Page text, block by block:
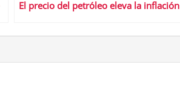
El precio del petróleo eleva la inflación